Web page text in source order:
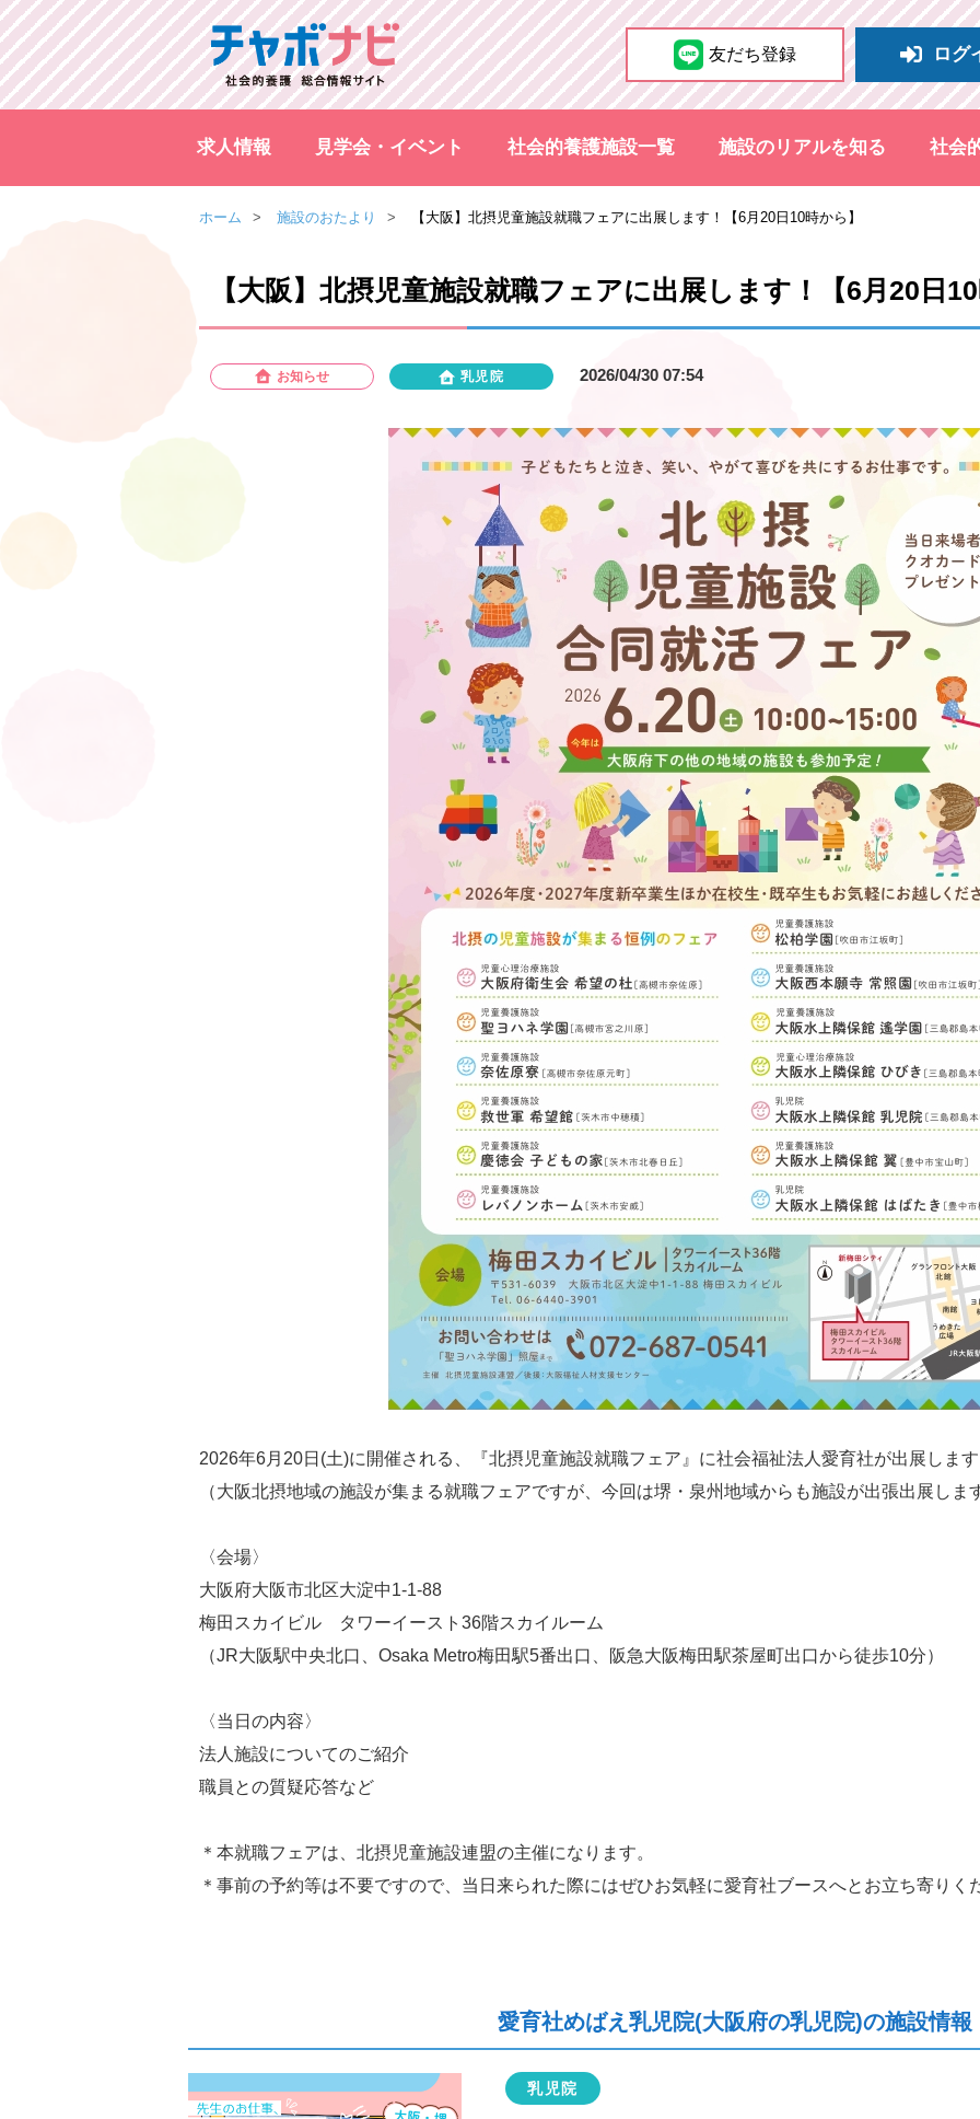
友だち登録 ログ
求人情報 見学会・イベント 社会的養護施設一覧 施設のリアルを知る 社会
ホーム 施設のおたより 【大阪】北摂児童施設就職フェアに出展します！【6月20日10時から】
【大阪】北摂児童施設就職フェアに出展します！【6月20日
お知らせ 乳児院 2026/04/30 07:54
2026年6月20日(土)に開催される、『北摂児童施設就職フェア』に社会福祉法人愛育社が出展します
（大阪北摂地域の施設が集まる就職フェアですが、今回は堺・泉州地域からも施設が出張出展しま
〈会場〉
大阪府大阪市北区大淀中1-1-88
梅田スカイビル タワーイースト36階スカイルーム
（JR大阪駅中央北口、Osaka Metro梅田駅5番出口、阪急大阪梅田駅茶屋町出口から徒歩10分）
〈当日の内容〉
法人施設についてのご紹介
職員との質疑応答など
＊本就職フェアは、北摂児童施設連盟の主催になります。
＊事前の予約等は不要ですので、当日来られた際にはぜひお気軽に愛育社ブースへとお立ち寄りく
愛育社めばえ乳児院(大阪府の乳児院)の施設情報
乳児院